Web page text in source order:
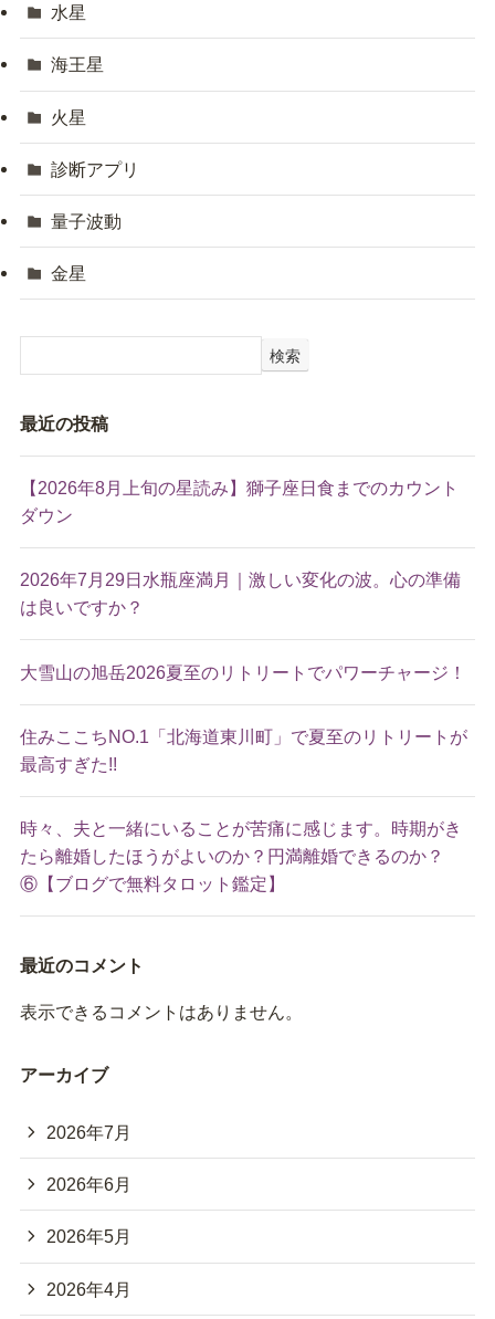
水星
海王星
火星
診断アプリ
量子波動
金星
検索
最近の投稿
【2026年8月上旬の星読み】獅子座日食までのカウント
ダウン
2026年7月29日水瓶座満月｜激しい変化の波。心の準備
は良いですか？
大雪山の旭岳2026夏至のリトリートでパワーチャージ！
住みここちNO.1「北海道東川町」で夏至のリトリートが
最高すぎた!!
時々、夫と一緒にいることが苦痛に感じます。時期がき
たら離婚したほうがよいのか？円満離婚できるのか？
⑥【ブログで無料タロット鑑定】
最近のコメント
表示できるコメントはありません。
アーカイブ
2026年7月
2026年6月
2026年5月
2026年4月